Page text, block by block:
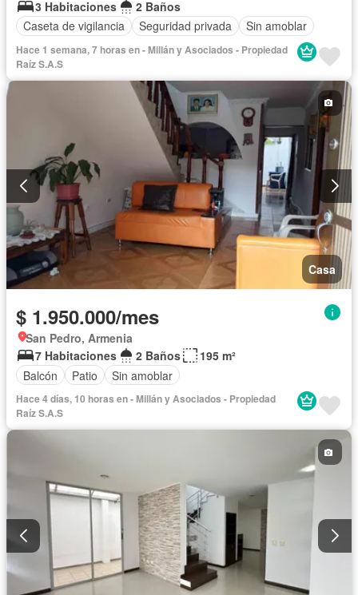
3 Habitaciones
2 Baños
Caseta de vigilancia
Seguridad privada Sin amoblar
Hace 1 semana, 7 horas en - Millán y Asociados - Propiedad
Raíz S.A.S
Casa
$ 1.950.000/mes
San Pedro, Armenia
7 Habitaciones
2 Baños
195 m²
Balcón
Patio Sin amoblar
Hace 4 días, 10 horas en - Millán y Asociados - Propiedad
Raíz S.A.S